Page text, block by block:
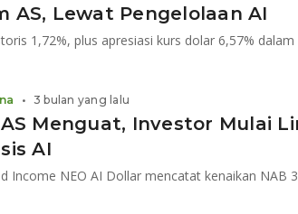
AS, Lewat Pengelolaan AI
Menguat, Investor Mulai
AI
• 3 bulan yang lalu